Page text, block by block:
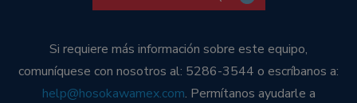
Si requiere más información sobre este equipo,
comuníquese con nosotros al: 5286-3544 o escríbanos a:
help@hosokawamex.com. Permítanos ayudarle a